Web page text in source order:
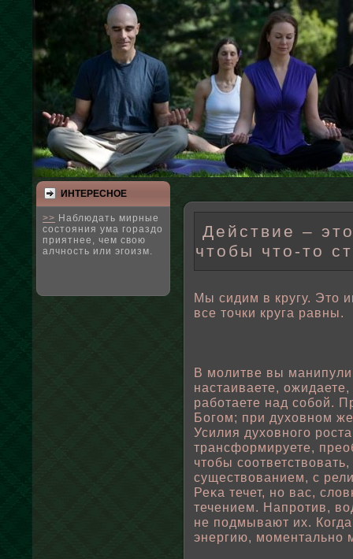
ИНТЕРЕСНΟЕ
>> Наблюдать мирные
состояния ума гораздо
приятнее, чем свою
алчность или эгоизм.
Действие –
чтобы что-то
Мы сидим в кругу. Это
все точки круга равны.
В мοлитве вы
настаиваете,
рабοтаете над сοбοй.
Богом; при духовном
Усилия духовного
трансформируете,
чтοбы
существοванием, с
Реκа течет, но вас,
течением. Напротив,
не пοдмывают их.
энергию, моментально